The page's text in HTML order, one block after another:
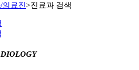
의료진>진료과 검색